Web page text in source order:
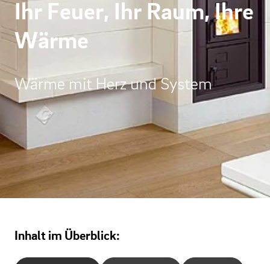
Ihr Feuer, Ihr Raum, Ihre
Wärme
Wärme mit Herz und System
Inhalt im Überblick: